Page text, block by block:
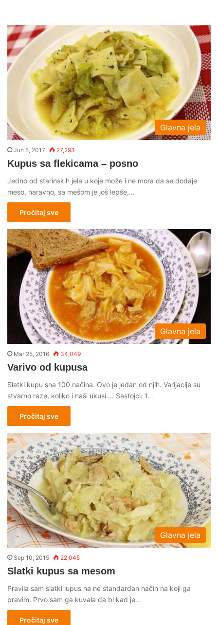
Glavna jela
Jun 5, 2017 27,293
Kupus sa flekicama – posno
Jedno od starinskih jela u koje može i ne mora da se dodaje
meso, naravno, sa mešom je još lepše,…
Pročitaj sve
Glavna jela
Mar 25, 2016 34,049
Varivo od kupusa
Slatki kupu sna 100 načina. Ovo je jedan od njih. Varijacije su
stvarno raze, koliko i naši ukusi…. Sastojci: 1…
Pročitaj sve
Glavna jela
Sep 10, 2015 22,045
Slatki kupus sa mesom
Pravila sam slatki lupus na ne standardan način na koji ga
pravim. Prvo sam ga kuvala da bi kad je…
Pročitaj sve